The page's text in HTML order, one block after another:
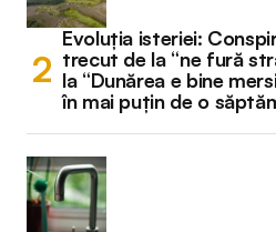
Evoluția isteriei:
trecut de la “ne fură
la “Dunărea e bine
în mai puțin de o